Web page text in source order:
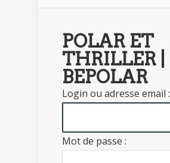
POLAR ET
THRILLER |
BEPOLAR
Login ou adresse email :
Mot de passe :